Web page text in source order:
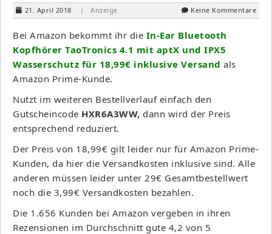
21. April 2018 | Anzeige Keine Kommentare
Bei Amazon bekommt ihr die In-Ear Bluetooth
Kopfhörer TaoTronics 4.1 mit aptX und IPX5
Wasserschutz für 18,99€ inklusive Versand als
Amazon Prime-Kunde.
Nutzt im weiteren Bestellverlauf einfach den
Gutscheincode HXR6A3WW, dann wird der Preis
entsprechend reduziert.
Der Preis von 18,99€ gilt leider nur für Amazon Prime-
Kunden, da hier die Versandkosten inklusive sind. Alle
anderen müssen leider unter 29€ Gesamtbestellwert
noch die 3,99€ Versandkosten bezahlen.
Die 1.656 Kunden bei Amazon vergeben in ihren
Rezensionen im Durchschnitt gute 4,2 von 5